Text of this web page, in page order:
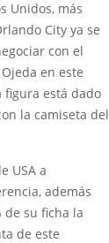
Unidos, más
City ya se
con el
en este
figura está dado
la camiseta del
USA a
además
de su ficha la
de este